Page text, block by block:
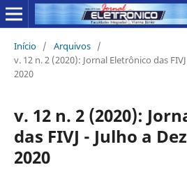
Início / Arquivos /
v. 12 n. 2 (2020): Jornal Eletrônico das
2020
v. 12 n. 2 (2020):
das FIVJ - Julho a
2020